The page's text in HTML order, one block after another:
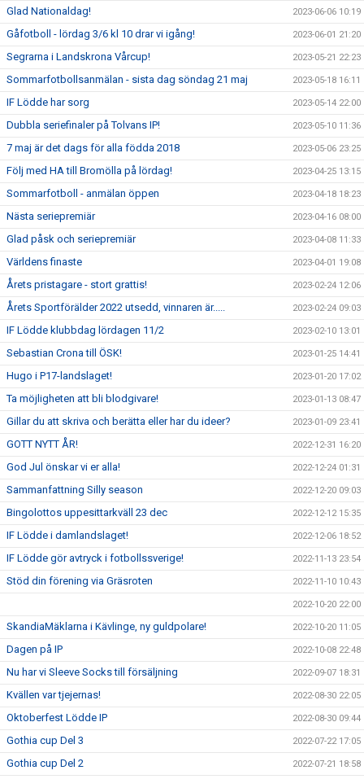
Glad Nationaldag! 2023-06-06 10:19
Gåfotboll - lördag 3/6 kl 10 drar vi igång! 2023-06-01 21:20
Segrarna i Landskrona Vårcup! 2023-05-21 22:23
Sommarfotbollsanmälan - sista dag söndag 21 maj 2023-05-18 16:11
IF Lödde har sorg 2023-05-14 22:00
Dubbla seriefinaler på Tolvans IP! 2023-05-10 11:36
7 maj är det dags för alla födda 2018 2023-05-06 23:25
Följ med HA till Bromölla på lördag! 2023-04-25 13:15
Sommarfotboll - anmälan öppen 2023-04-18 18:23
Nästa seriepremiär 2023-04-16 08:00
Glad påsk och seriepremiär 2023-04-08 11:33
Världens finaste 2023-04-01 19:08
Årets pristagare - stort grattis! 2023-02-24 12:06
Årets Sportförälder 2022 utsedd, vinnaren är..... 2023-02-24 09:03
IF Lödde klubbdag lördagen 11/2 2023-02-10 13:01
Sebastian Crona till ÖSK! 2023-01-25 14:41
Hugo i P17-landslaget! 2023-01-20 17:02
Ta möjligheten att bli blodgivare! 2023-01-13 08:47
Gillar du att skriva och berätta eller har du ideer? 2023-01-09 23:41
GOTT NYTT ÅR! 2022-12-31 16:20
God Jul önskar vi er alla! 2022-12-24 01:31
Sammanfattning Silly season 2022-12-20 09:03
Bingolottos uppesittarkväll 23 dec 2022-12-12 15:35
IF Lödde i damlandslaget! 2022-12-06 18:52
IF Lödde gör avtryck i fotbollssverige! 2022-11-13 23:54
Stöd din förening via Gräsroten 2022-11-10 10:43
2022-10-20 22:00
SkandiaMäklarna i Kävlinge, ny guldpolare! 2022-10-20 11:05
Dagen på IP 2022-10-08 22:48
Nu har vi Sleeve Socks till försäljning 2022-09-07 18:31
Kvällen var tjejernas! 2022-08-30 22:05
Oktoberfest Lödde IP 2022-08-30 09:44
Gothia cup Del 3 2022-07-22 17:05
Gothia cup Del 2 2022-07-21 18:58